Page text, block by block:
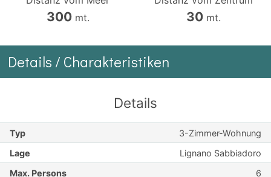
300mt. 30mt.
Details / Charakteristiken
Details
Typ
3-Zimmer-Wohnung
Lage
Lignano Sabbiadoro
Max. Persons
6